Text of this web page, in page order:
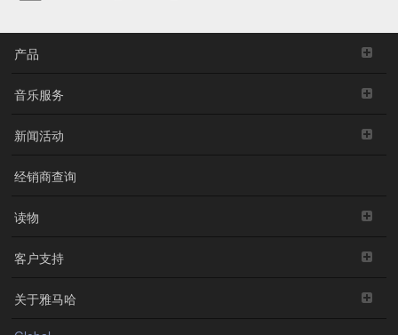
产品
音乐服务
新闻活动
经销商查询
读物
客户支持
关于雅马哈